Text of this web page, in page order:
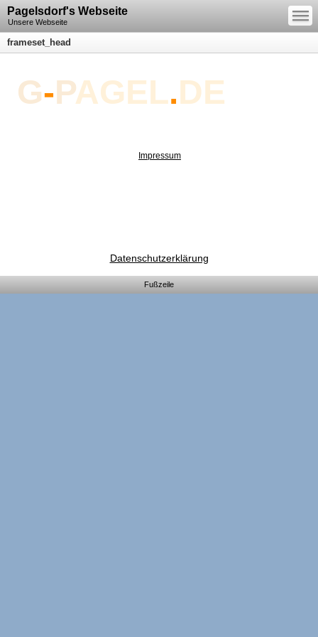
Pagelsdorf's Webseite
Unsere Webseite
—
—
—
frameset_head
G-PAGEL.DE
Impressum
Datenschutzerklärung
Fußzeile